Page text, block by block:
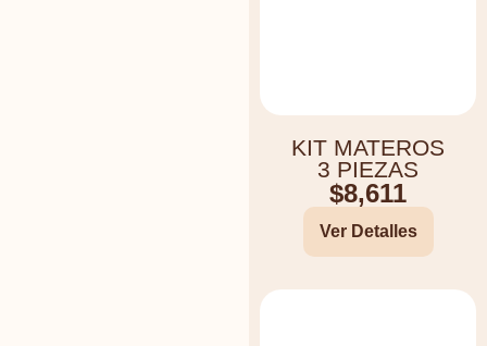
KIT MATEROS
3 PIEZAS
$8,611
Ver Detalles